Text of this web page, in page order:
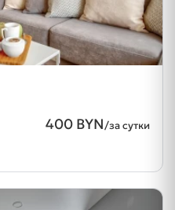
400 BYN/за сутки